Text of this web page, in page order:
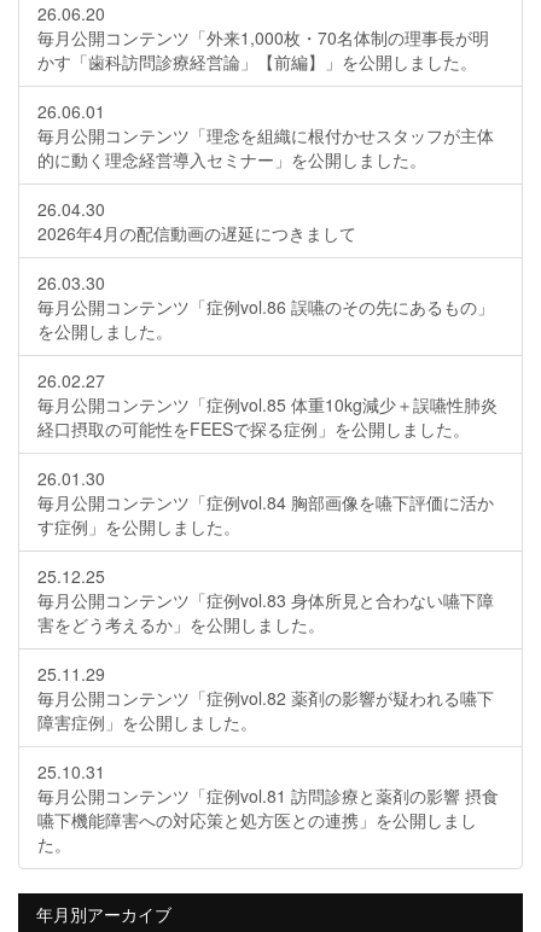
26.06.20
毎月公開コンテンツ「外来1,000枚・70名体制の理事長が明
かす「歯科訪問診療経営論」【前編】」を公開しました。
26.06.01
毎月公開コンテンツ「理念を組織に根付かせスタッフが主体
的に動く理念経営導入セミナー」を公開しました。
26.04.30
2026年4月の配信動画の遅延につきまして
26.03.30
毎月公開コンテンツ「症例vol.86 誤嚥のその先にあるもの」
を公開しました。
26.02.27
毎月公開コンテンツ「症例vol.85 体重10kg減少＋誤嚥性肺炎
経口摂取の可能性をFEESで探る症例」を公開しました。
26.01.30
毎月公開コンテンツ「症例vol.84 胸部画像を嚥下評価に活か
す症例」を公開しました。
25.12.25
毎月公開コンテンツ「症例vol.83 身体所見と合わない嚥下障
害をどう考えるか」を公開しました。
25.11.29
毎月公開コンテンツ「症例vol.82 薬剤の影響が疑われる嚥下
障害症例」を公開しました。
25.10.31
毎月公開コンテンツ「症例vol.81 訪問診療と薬剤の影響 摂食
嚥下機能障害への対応策と処方医との連携」を公開しまし
た。
年月別アーカイブ